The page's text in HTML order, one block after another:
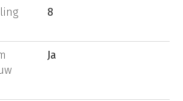
8
Ja